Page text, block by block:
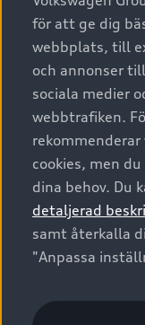
A6 modellerna
SUV
Avant
Audi Sport
Nya bilar i lager
Begagnade bilar i
Audi approved
Finansiering
Audi exclusive
Provkörning
Service & tillbehör
Audi digital
Originaltillbehör -
Garantier
Försäkring
Digitala manualer
Audi Collection –
Vanliga frågor
2G/3G nätet
Tjänstebil
Tjänstebil
Business lease
Företagsleasing
Om Audi
Kontakta oss
Audi
myAudi
Pressmeddelanden
Nyhetsbrev
© 2026 AUDI
Utgivare Juridiskt
Juridiskt Audi
Anpassa
för att ge dig
webbplats, till
och annonser
sociala medier
webbtrafiken.
cookies, men
dina behov. Du
detaljerad
samt återkalla
"Anpassa